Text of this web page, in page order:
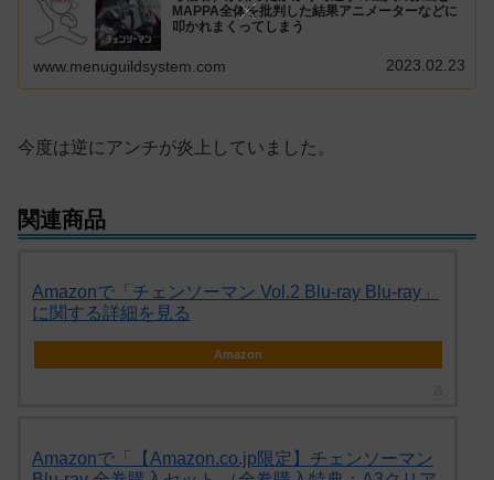
MAPPA全体を批判した結果アニメーターなどに
叩かれまくってしまう
www.menuguildsystem.com 2023.02.23
今度は逆にアンチが炎上していました。
関連商品
Amazonで「チェンソーマン Vol.2 Blu-ray Blu-ray」
に関する詳細を見る
Amazon
Amazonで「【Amazon.co.jp限定】チェンソーマン